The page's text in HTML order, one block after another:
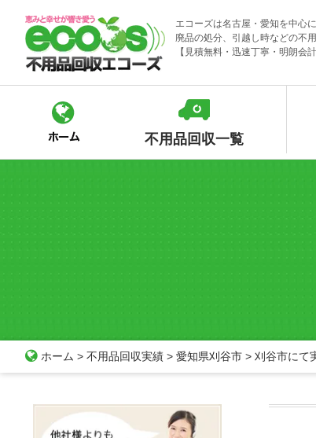
content
エコーズは名古屋・愛知を中心
廃品の処分、引越し時などの不
【見積無料・迅速丁寧・明朗会
不用品回収一覧
ホーム > 不用品回収実績 > 愛知県刈谷市 > 刈谷市にて